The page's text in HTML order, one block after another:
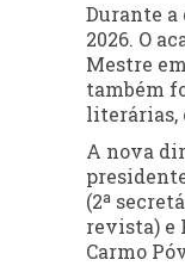
Durante a
2026. O
Mestre
também
literárias,
A nova
(2ª
revista) e
Carmo